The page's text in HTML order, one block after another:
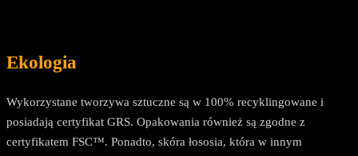
Ekologia
Wykorzystane tworzywa sztuczne są w 100% recyklingowane i
posiadają certyfikat GRS. Opakowania również są zgodne z
certyfikatem FSC™. Ponadto, skóra łososia, która w innym